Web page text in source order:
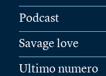
Podcast
Savage love
Ultimo numero